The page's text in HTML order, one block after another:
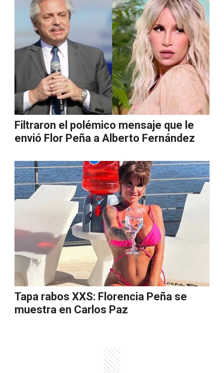
Filtraron el polémico mensaje que le
envió Flor Peña a Alberto Fernández
Tapa rabos XXS: Florencia Peña se
muestra en Carlos Paz